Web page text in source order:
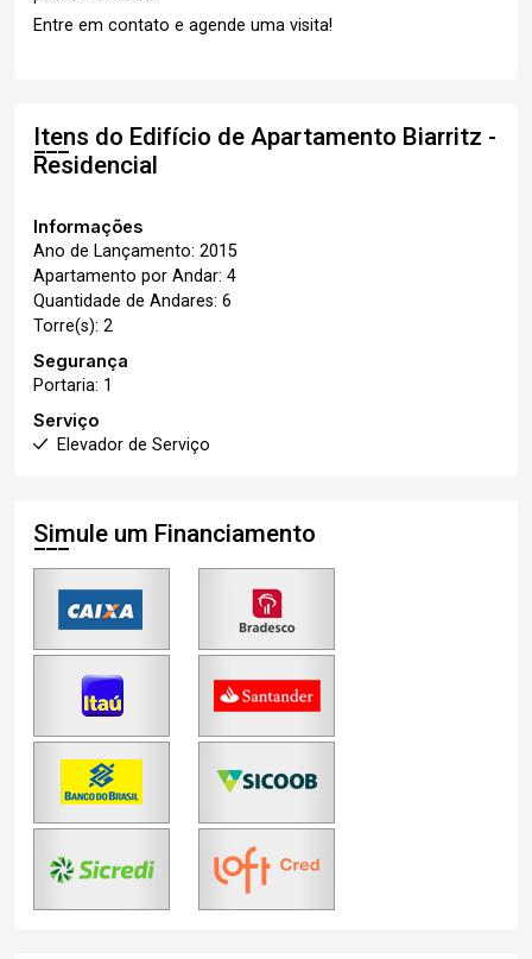
Entre em contato e agende uma visita!
Itens do Edifício de Apartamento Biarritz -
Residencial
Informações
Ano de Lançamento: 2015
Apartamento por Andar: 4
Quantidade de Andares: 6
Torre(s): 2
Segurança
Portaria: 1
Serviço
Elevador de Serviço
Simule um Financiamento